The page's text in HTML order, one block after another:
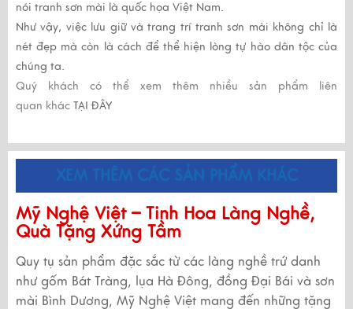
nói tranh sơn mài là quốc họa Việt Nam.
Như vậy, việc lưu giữ và trang trí tranh sơn mài không chỉ là
nét đẹp mà còn là cách để thể hiện lòng tự hào dân tộc của
chúng ta.
Quý khách có thể xem thêm nhiều sản phẩm liên
quan khác TẠI ĐÂY
XEM THÊM CÁC SẢN PHẨM KHÁC
Mỹ Nghệ Việt – Tinh Hoa Làng Nghề,
Quà Tặng Xứng Tầm
Quy tụ sản phẩm đặc sắc từ các làng nghề trứ danh
như gốm Bát Tràng, lụa Hà Đông, đồng Đại Bái và sơn
mài Bình Dương, Mỹ Nghệ Việt mang đến những tặng